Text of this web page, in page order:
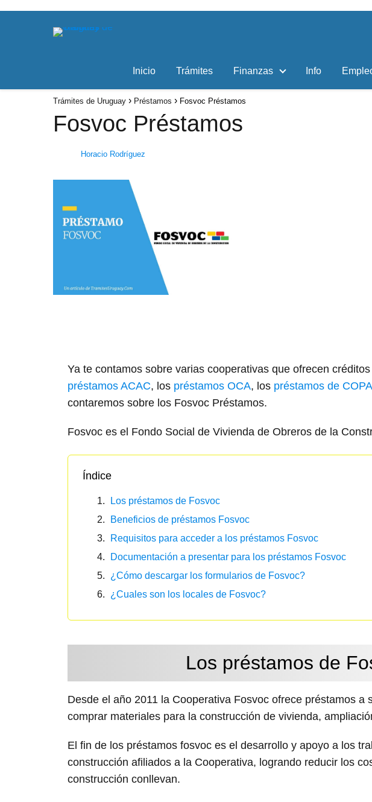
Inicio Trámites Finanzas Info
Trámites de Uruguay Préstamos Fosvoc Préstamos
Fosvoc Préstamos
Horacio Rodríguez
Ya te contamos sobre varias cooperativas que ofrecen
préstamos ACAC, los préstamos OCA, los préstamos de
contaremos sobre los Fosvoc Préstamos.
Fosvoc es el Fondo Social de Vivienda de Obreros de la
Índice
Los préstamos de Fosvoc
Beneficios de préstamos Fosvoc
Requisitos para acceder a los préstamos Fosvoc
Documentación a presentar para los préstamos Fosvoc
¿Cómo descargar los formularios de Fosvoc?
¿Cuales son los locales de Fosvoc?
Los préstamos de
Desde el año 2011 la Cooperativa Fosvoc ofrece préstamos a
comprar materiales para la construcción de vivienda,
El fin de los préstamos fosvoc es el desarrollo y apoyo a los
construcción afiliados a la Cooperativa, logrando reducir los
construcción conllevan.